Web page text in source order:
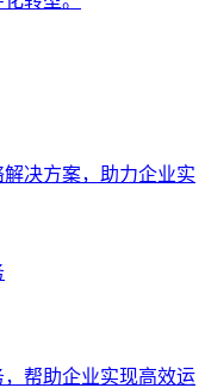
决方案，助力企业实
帮助企业实现高效运